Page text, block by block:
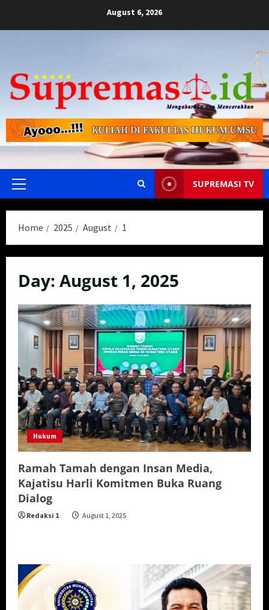
August 6, 2026
Primary
SUPREMASI TV
Home 2025 August 1
Day: August 1, 2025
Hukum
Ramah Tamah dengan Insan Media,
Kajatisu Harli Komitmen Buka Ruang
Dialog
Redaksi 1 August 1, 2025